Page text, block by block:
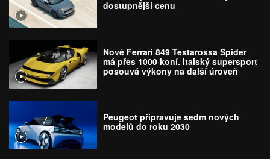
dostupnější cenu
Nové Ferrari 849 Testarossa Spider
má přes 1000 koní. Italský supersport
posouvá výkony na další úroveň
Peugeot připravuje sedm nových
modelů do roku 2030